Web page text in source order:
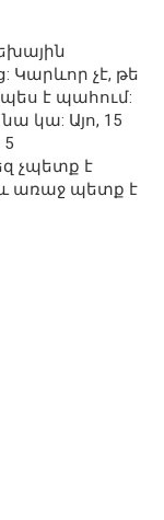
Կարևոր չէ, թե
է պահում:
կա: Այո, 15
չպետք է
առաջ պետք է